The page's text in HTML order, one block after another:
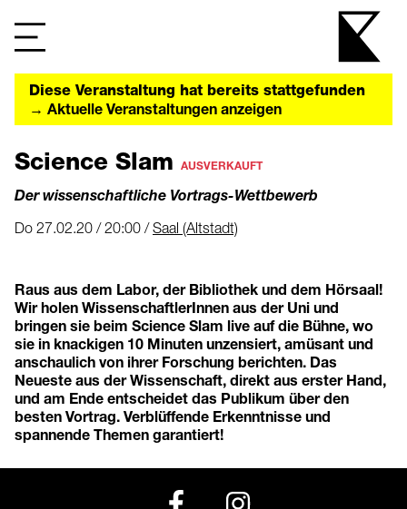
Diese Veranstaltung hat bereits stattgefunden
→ Aktuelle Veranstaltungen anzeigen
Science Slam AUSVERKAUFT
Der wissenschaftliche Vortrags-Wettbewerb
Do 27.02.20 / 20:00 /Saal (Altstadt)
Raus aus dem Labor, der Bibliothek und dem Hörsaal!
Wir holen WissenschaftlerInnen aus der Uni und
bringen sie beim Science Slam live auf die Bühne, wo
sie in knackigen 10 Minuten unzensiert, amüsant und
anschaulich von ihrer Forschung berichten. Das
Neueste aus der Wissenschaft, direkt aus erster Hand,
und am Ende entscheidet das Publikum über den
besten Vortrag. Verblüffende Erkenntnisse und
spannende Themen garantiert!